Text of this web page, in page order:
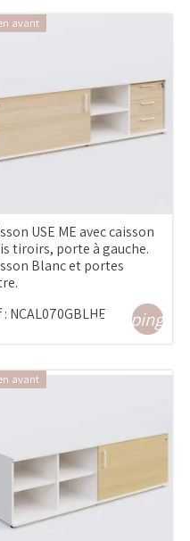
avant
USE ME avec caisson
tiroirs, porte à gauche.
Blanc et portes
: NCAL070GBLHE
avant